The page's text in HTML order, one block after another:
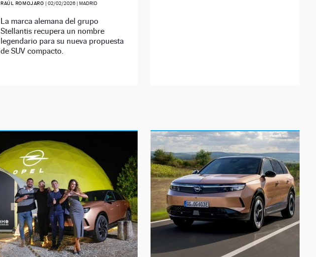
RAÚL ROMOJARO | 02/02/2026| MADRID
La marca alemana del grupo
Stellantis recupera un nombre
legendario para su nueva propuesta
de SUV compacto.